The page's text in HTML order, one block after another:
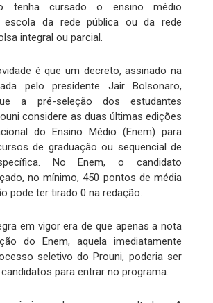
tenha cursado o ensino médio
escola da rede pública ou da rede
integral ou parcial.
é que um decreto, assinado na
pelo presidente Jair Bolsonaro,
a pré-seleção dos estudantes
considere as duas últimas edições
do Ensino Médio (Enem) para
de graduação ou sequencial de
No Enem, o candidato
no mínimo, 450 pontos de média
pode ter tirado 0 na redação.
em vigor era de que apenas a nota
do Enem, aquela imediatamente
seletivo do Prouni, poderia ser
para entrar no programa.